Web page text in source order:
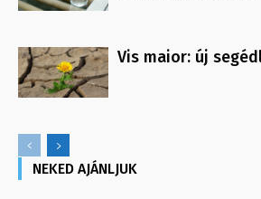
Vis maior: új
NEKED AJÁNLJUK